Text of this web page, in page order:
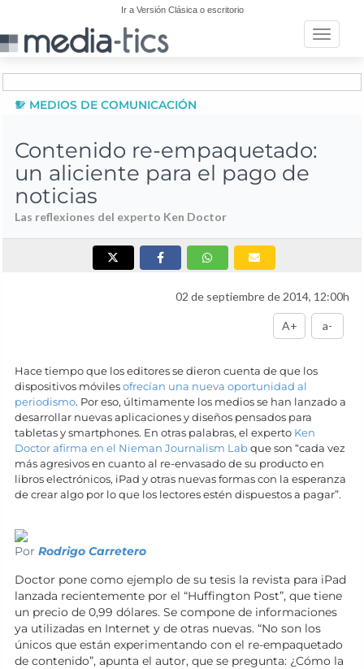
Ir a Versión Clásica o escritorio
Toggle
MEDIOS DE COMUNICACIÓN
Contenido re-empaquetado:
un aliciente para el pago de
noticias
Las reflexiones del experto Ken Doctor
02 de septiembre de 2014, 12:00h
A+ a-
Hace tiempo que los editores se dieron cuenta de que los
dispositivos móvilesofrecían una nueva oportunidad al
periodismo. Por eso, últimamente los medios se han lanzado a
desarrollar nuevas aplicaciones y diseños pensados para
tabletas y smartphones. En otras palabras, el experto Ken
Doctor afirma en el Nieman Journalism Labque son “cada vez
más agresivos en cuanto al re-envasado de su producto en
libros electrónicos, iPad y otras nuevas formas con la esperanza
de crear algo por lo que los lectores estén dispuestos a pagar”.
Por Rodrigo Carretero
Doctor pone como ejemplo de su tesis la revista para iPad
lanzada recientemente por el “Huffington Post”, que tiene
un precio de 0,99 dólares. Se compone de informaciones
ya utilizadas en Internet y de otras nuevas. “No son los
únicos que están experimentando con el re-empaquetado
de contenido”, apunta el autor, que se pregunta: ¿Cómo la